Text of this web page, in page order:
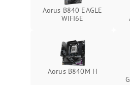
Aorus B840 EAGLE
WIFI6E
Aorus B840M H